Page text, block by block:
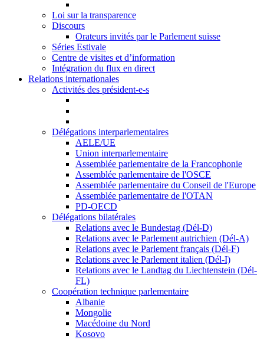
Loi sur la transparence
Discours
Orateurs invités par le Parlement suisse
Séries Estivale
Centre de visites et d’information
Intégration du flux en direct
Relations internationales
Activités des président-e-s
Délégations interparlementaires
AELE/UE
Union interparlementaire
Assemblée parlementaire de la Francophonie
Assemblée parlementaire de l'OSCE
Assemblée parlementaire du Conseil de l'Europe
Assemblée parlementaire de l'OTAN
PD-OECD
Délégations bilatérales
Relations avec le Bundestag (Dél-D)
Relations avec le Parlement autrichien (Dél-A)
Relations avec le Parlement français (Dél-F)
Relations avec le Parlement italien (Dél-I)
Relations avec le Landtag du Liechtenstein (Dél-
FL)
Coopération technique parlementaire
Albanie
Mongolie
Macédoine du Nord
Kosovo